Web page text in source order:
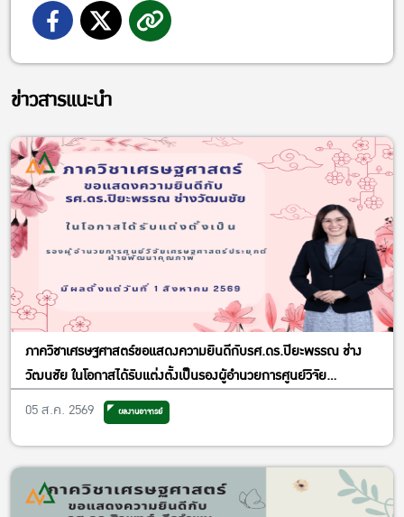
ข่าวสารแนะนำ
ภาควิชาเศรษฐศาสตร์ขอแสดงความยินดีกับรศ.ดร.ปิยะพรรณ ช่าง
วัฒนชัย ในโอกาสได้รับแต่งตั้งเป็นรองผู้อำนวยการศูนย์วิจัย
เศรษฐศาสตร์ประยุกต์ ฝ่ายพัฒนาคุณภาพ
05 ส.ค. 2569 ผลงานอาจารย์